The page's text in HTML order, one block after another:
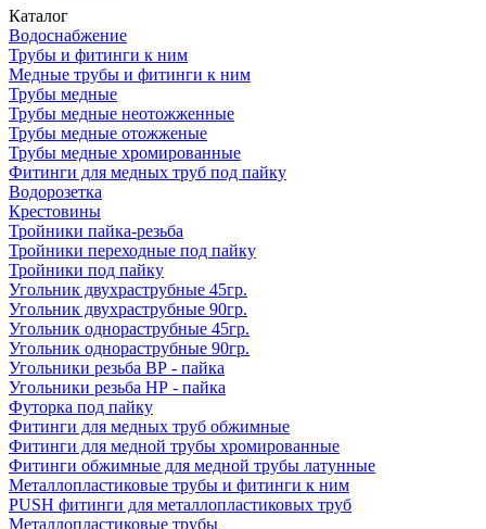
Каталог
Водоснабжение
Трубы и фитинги к ним
Медные трубы и фитинги к ним
Трубы медные
Трубы медные неотожженные
Трубы медные отожженые
Трубы медные хромированные
Фитинги для медных труб под пайку
Водорозетка
Крестовины
Тройники пайка-резьба
Тройники переходные под пайку
Тройники под пайку
Угольник двухраструбные 45гр.
Угольник двухраструбные 90гр.
Угольник однораструбные 45гр.
Угольник однораструбные 90гр.
Угольники резьба ВР - пайка
Угольники резьба НР - пайка
Футорка под пайку
Фитинги для медных труб обжимные
Фитинги для медной трубы хромированные
Фитинги обжимные для медной трубы латунные
Металлопластиковые трубы и фитинги к ним
PUSH фитинги для металлопластиковых труб
Металлопластиковые трубы